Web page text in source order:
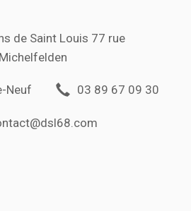
de Saint Louis 77 rue
Michelfelden
Neuf 03 89 67 09 30